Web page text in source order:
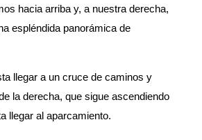
hacia arriba y, a nuestra derecha,
espléndida panorámica de
llegar a un cruce de caminos y
la derecha, que sigue ascendiendo
llegar al aparcamiento.